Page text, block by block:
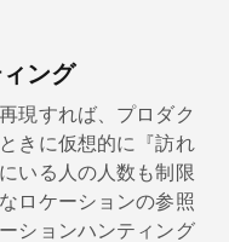
ング
現すれば、プロダク
きに仮想的に『訪れ
いる人の人数も制限
ロケーションの参照
ションハンティング